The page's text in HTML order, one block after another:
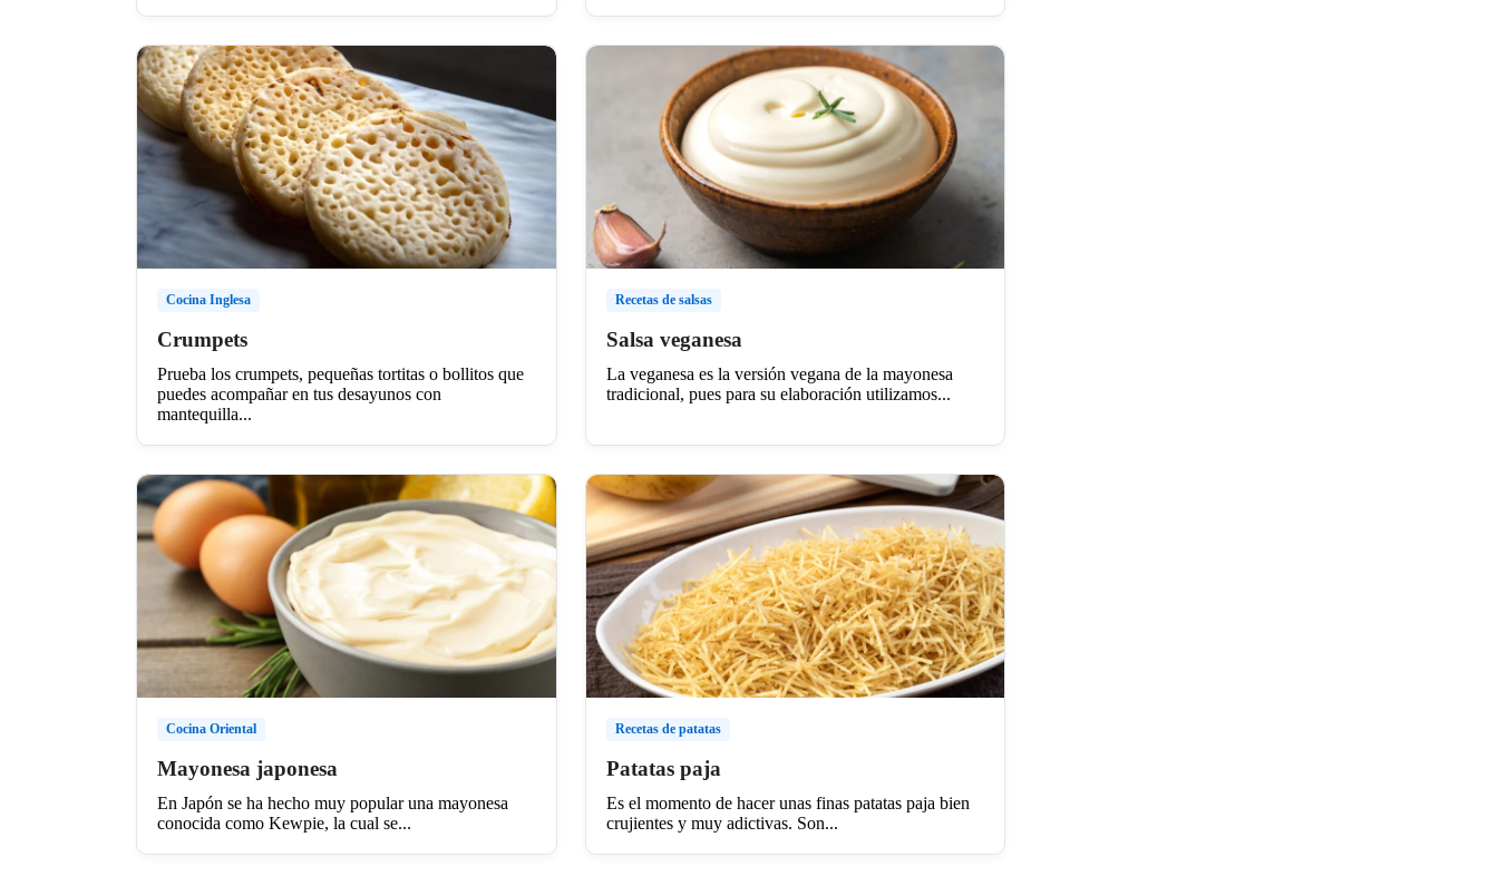
Cocina Inglesa
Crumpets
Prueba los crumpets, pequeñas tortitas o bollitos que
puedes acompañar en tus desayunos con
mantequilla...
Recetas de salsas
Salsa veganesa
La veganesa es la versión vegana de la mayonesa
tradicional, pues para su elaboración utilizamos...
Cocina Oriental
Mayonesa japonesa
En Japón se ha hecho muy popular una mayonesa
conocida como Kewpie, la cual se...
Recetas de patatas
Patatas paja
Es el momento de hacer unas finas patatas paja bien
crujientes y muy adictivas. Son...